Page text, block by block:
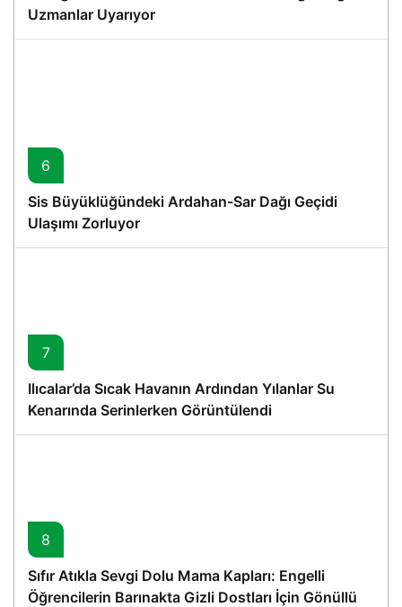
Uzmanlar Uyarıyor
6
Sis Büyüklüğündeki Ardahan-Sar Dağı Geçidi
Ulaşımı Zorluyor
7
Ilıcalar’da Sıcak Havanın Ardından Yılanlar Su
Kenarında Serinlerken Görüntülendi
8
Sıfır Atıkla Sevgi Dolu Mama Kapları: Engelli
Öğrencilerin Barınakta Gizli Dostları İçin Gönüllü